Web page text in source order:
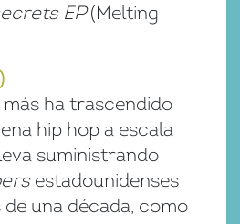
EP(Melting
ha trascendido
hip hop a escala
suministrando
estadounidenses
una década, como